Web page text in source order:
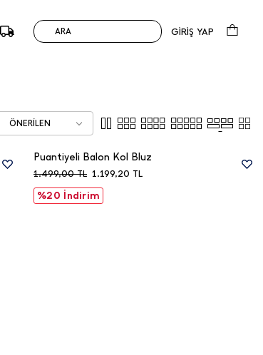
ARA GİRİŞ YAP
ÖNERILEN
%20 İndirim
1.199,20 TL
1.499,00 TL
Puantiyeli Balon Kol Bluz